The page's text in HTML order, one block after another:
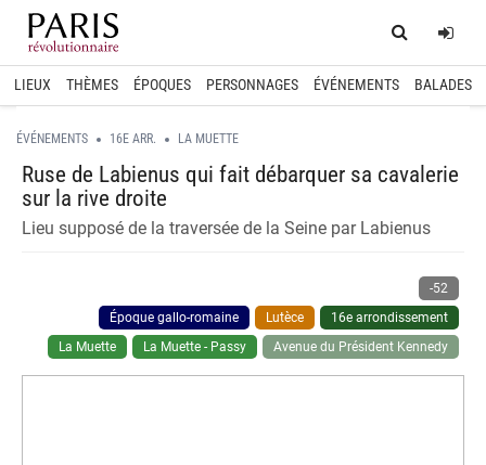
Home
LIEUX THÈMES ÉPOQUES PERSONNAGES ÉVÉNEMENTS BALADES
ÉVÉNEMENTS 16E ARR. LA MUETTE
Ruse de Labienus qui fait débarquer sa cavalerie
sur la rive droite
Lieu supposé de la traversée de la Seine par Labienus
-52
Époque gallo-romaine
Lutèce
16e arrondissement
La Muette
La Muette - Passy Avenue du Président Kennedy